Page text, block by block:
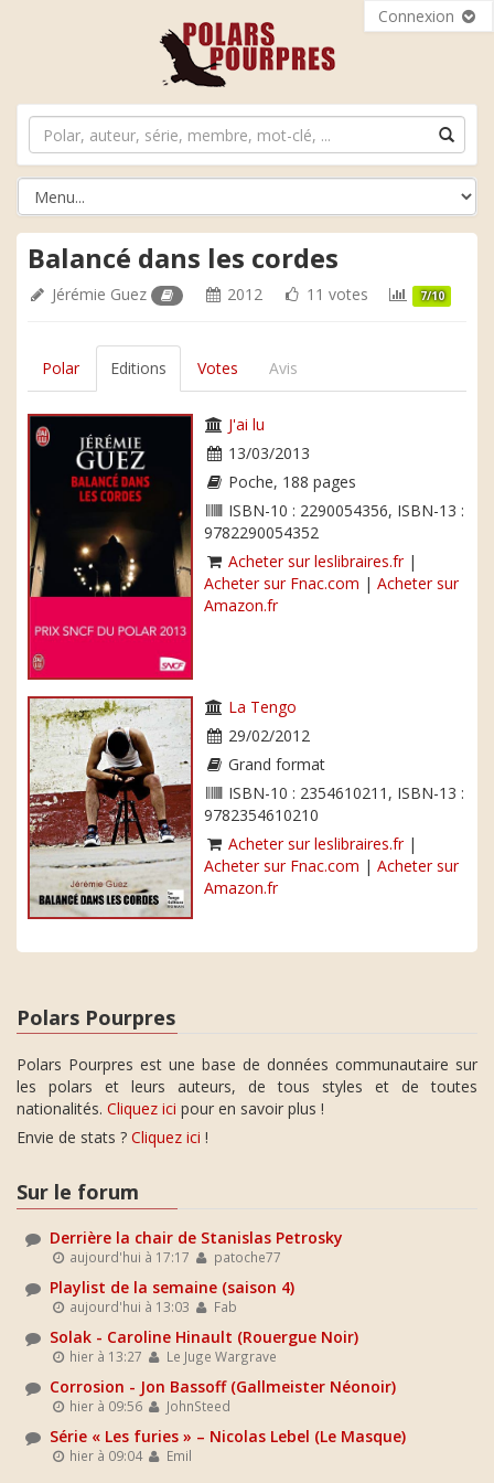
Connexion
Balancé dans les cordes
Jérémie Guez 2012 11 votes 7/10
Polar Editions Votes Avis
J'ai lu
13/03/2013
Poche, 188 pages
ISBN-10 : 2290054356, ISBN-13 :
9782290054352
Acheter sur leslibraires.fr|
Acheter sur Fnac.com | Acheter sur
Amazon.fr
La Tengo
29/02/2012
Grand format
ISBN-10 : 2354610211, ISBN-13 :
9782354610210
Acheter sur leslibraires.fr|
Acheter sur Fnac.com | Acheter sur
Amazon.fr
Polars Pourpres
Polars Pourpres est une base de données communautaire sur
les polars et leurs auteurs, de tous styles et de toutes
nationalités. Cliquez ici pour en savoir plus !
Envie de stats ? Cliquez ici !
Sur le forum
Derrière la chair de Stanislas Petrosky
aujourd'hui à 17:17 patoche77
Playlist de la semaine (saison 4)
aujourd'hui à 13:03 Fab
Solak - Caroline Hinault (Rouergue Noir)
hier à 13:27 Le Juge Wargrave
Corrosion - Jon Bassoff (Gallmeister Néonoir)
hier à 09:56 JohnSteed
Série « Les furies » – Nicolas Lebel (Le Masque)
hier à 09:04 Emil